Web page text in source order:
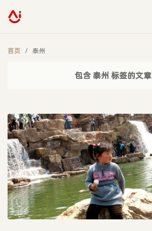
首页 泰州
包含 泰州 标签的文章